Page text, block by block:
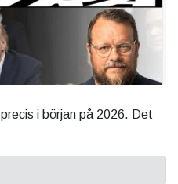
i början på 2026. Det